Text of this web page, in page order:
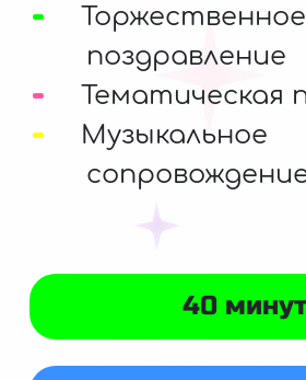
Торжественное
поздравление
Тематическая
Музыкальное
40